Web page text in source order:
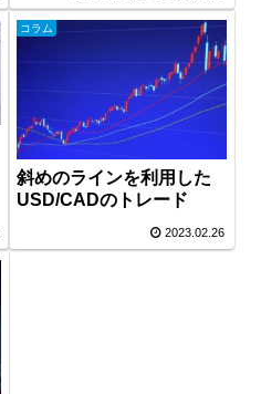
コラム
斜めのラインを利用した
USD/CADのトレード
2023.02.26